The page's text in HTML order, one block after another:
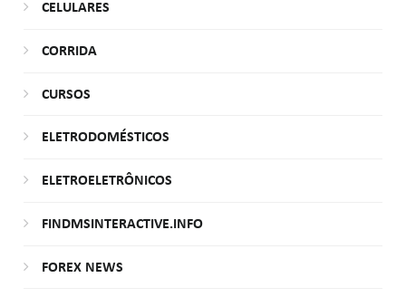
CELULARES
CORRIDA
CURSOS
ELETRODOMÉSTICOS
ELETROELETRÔNICOS
FINDMSINTERACTIVE.INFO
FOREX NEWS